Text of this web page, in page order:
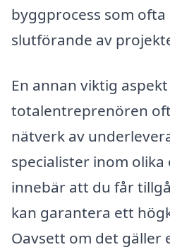
byggprocess som
slutförande av
En annan viktig
totalentreprenören
nätverk av
specialister inom
innebär att du får
kan garantera ett
Oavsett om det gäller